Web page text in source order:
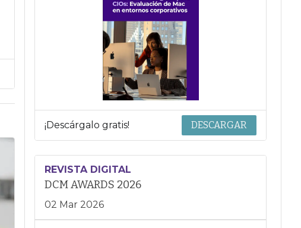
¡Descárgalo gratis! DESCARGAR
REVISTA DIGITAL
DCM AWARDS 2026
02 Mar 2026